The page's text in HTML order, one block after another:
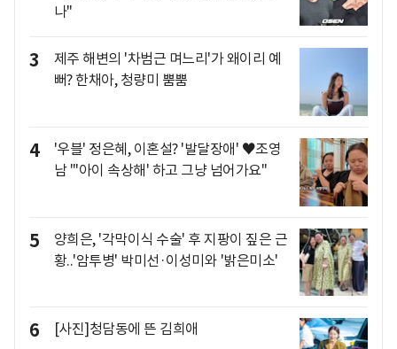
나"
3
제주 해변의 '차범근 며느리'가 왜이리 예
뻐? 한채아, 청량미 뿜뿜
4
'우블' 정은혜, 이혼설? '발달장애' ♥조영
남 "'아이 속상해' 하고 그냥 넘어가요"
5
양희은, '각막이식 수술' 후 지팡이 짚은 근
황..'암투병' 박미선·이성미와 '밝은미소'
6 [사진]청담동에 뜬 김희애